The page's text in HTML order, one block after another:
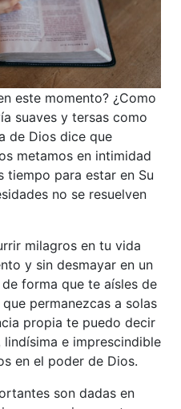
este momento? ¿Como
suaves y tersas como
de Dios dice que
metamos en intimidad
tiempo para estar en Su
no se resuelven
milagros en tu vida
y sin desmayar en un
forma que te aísles de
permanezcas a solas
propia te puedo decir
e imprescindible
en el poder de Dios.
son dadas en